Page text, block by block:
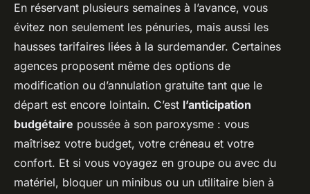
En réservant plusieurs semaines à l’avance, vous
évitez non seulement les pénuries, mais aussi les
hausses tarifaires liées à la surdemander. Certaines
agences proposent même des options de
modification ou d’annulation gratuite tant que le
départ est encore lointain. C’est l’anticipation
budgétaire poussée à son paroxysme : vous
maîtrisez votre budget, votre créneau et votre
confort. Et si vous voyagez en groupe ou avec du
matériel, bloquer un minibus ou un utilitaire bien à